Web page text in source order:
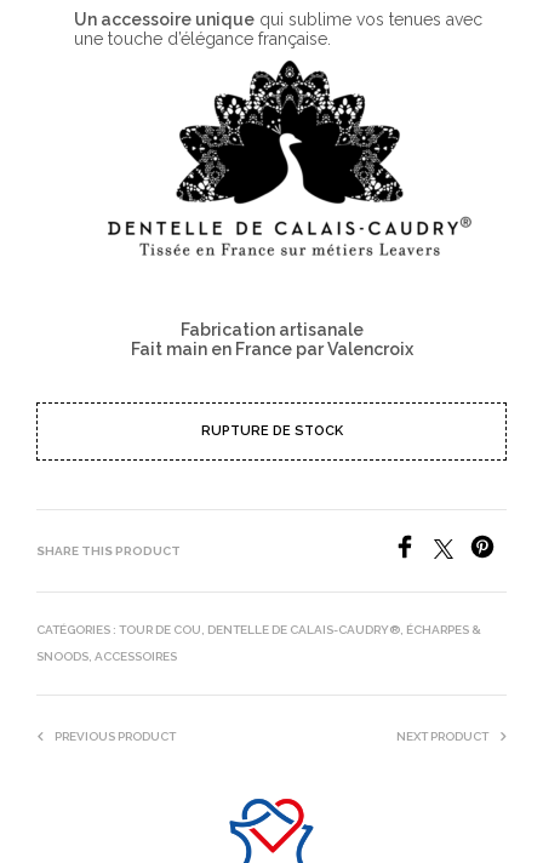
Un accessoire uniquequi sublime vos tenues avec
une touche d’élégance française.
Fabrication artisanale
Fait main en France par Valencroix
RUPTURE DE STOCK
SHARE THIS PRODUCT
CATÉGORIES : TOUR DE COU DENTELLE DE CALAIS-CAUDRY® ÉCHARPES &
SNOODS ACCESSOIRES
PREVIOUS PRODUCT NEXT PRODUCT